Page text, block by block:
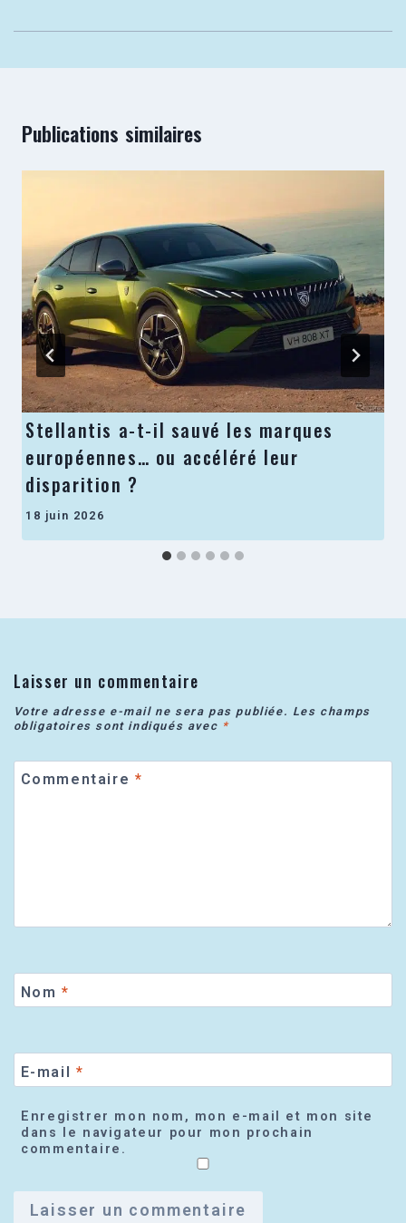
Publications similaires
Stellantis a-t-il sauvé les marques
européennes… ou accéléré leur
disparition ?
18 juin 2026
Laisser un commentaire
Votre adresse e-mail ne sera pas publiée. Les champs
obligatoires sont indiqués avec *
Commentaire *
Nom *
E-mail *
Enregistrer mon nom, mon e-mail et mon site
dans le navigateur pour mon prochain
commentaire.